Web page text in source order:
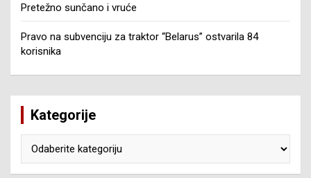
Pretežno sunčano i vruće
Pravo na subvenciju za traktor “Belarus” ostvarila 84
korisnika
Kategorije